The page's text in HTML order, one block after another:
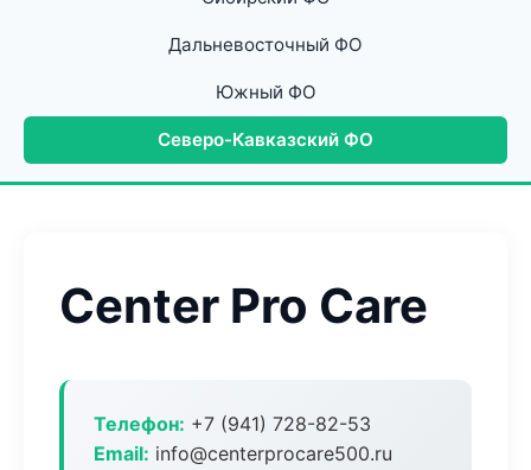
Дальневосточный ФО
Южный ФО
Северо-Кавказский ФО
Center Pro Care
Телефон: +7 (941) 728-82-53
Email: info@centerprocare500.ru